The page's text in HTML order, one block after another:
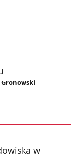
Gronowski
w